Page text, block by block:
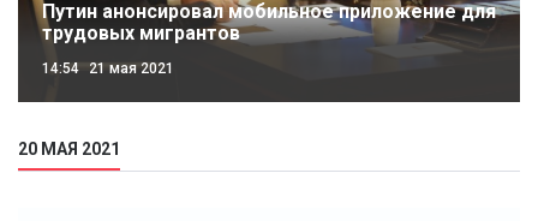
Путин анонсировал мобильное приложение для
трудовых мигрантов
14:54 21 мая 2021
20 МАЯ 2021